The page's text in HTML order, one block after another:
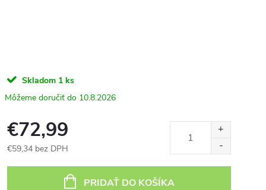
Skladom 1 ks
10.8.2026
€72,99
€59,34 bez DPH
PRIDAŤ DO KOŠÍKA